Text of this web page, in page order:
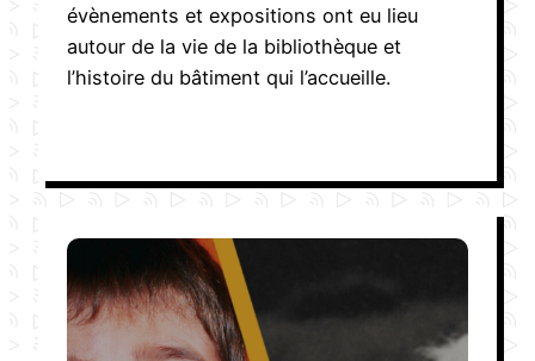
évènements et expositions ont eu lieu
autour de la vie de la bibliothèque et
l’histoire du bâtiment qui l’accueille.